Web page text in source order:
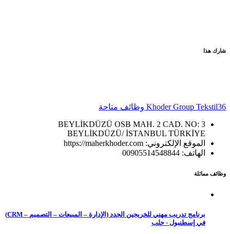
شارك هذا
Khoder Group Tekstil36 وظائف متاحة
BEYLİKDÜZÜ OSB MAH. 2 CAD. NO: 3
BEYLİKDÜZÜ/ İSTANBUL TÜRKİYE
الموقع الإلكتروني: https://maherkhoder.com
الهاتف: 00905514548844
وظائف مماثلة
برنامج تدريب مهني للخريجين الجدد (الإدارة – المبيعات – التصميم – CRM)
في إسطنبول - حلب